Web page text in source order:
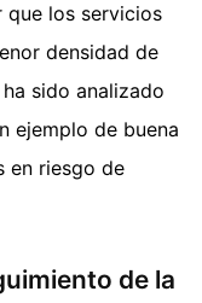
los servicios
densidad de
sido analizado
ejemplo de buena
en riesgo de
de la